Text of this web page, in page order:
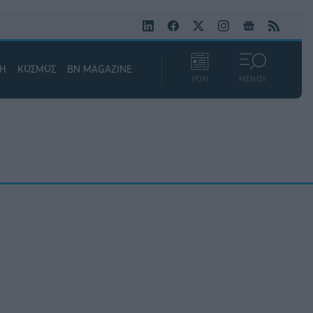
ΚΟΣΜΟΣ BN MAGAZINE
ΡΟΗ ΜΕΝΟΥ